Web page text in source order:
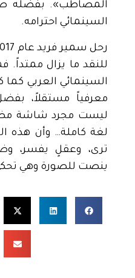
المصاطب». بفضله صار
السينمائي احترامه.
للنقد ما يزال ممتداً.
السينمائي العربي
معرفياً مستقلاً،
ليست مجرد شاشة
لغة كاملة… وأن هذه
ترى، وعقلٍ يفسر،
ينصت للصورة وهي